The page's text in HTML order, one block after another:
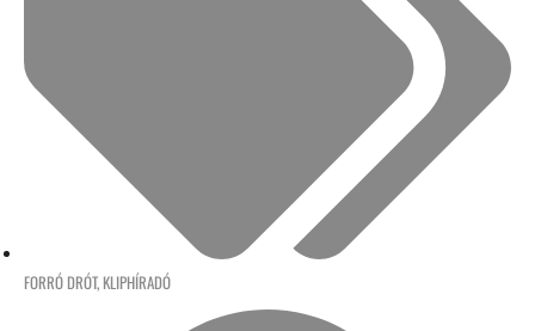
FORRÓ DRÓT, KLIPHÍRADÓ